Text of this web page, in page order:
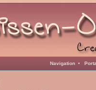
Navigation •